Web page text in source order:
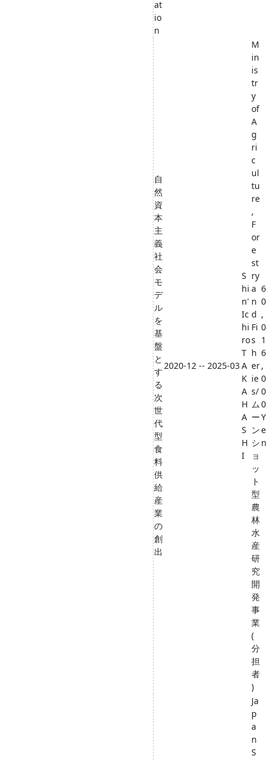
at
io
n
自
然
資
本
主
義
社
会
モ
デ
ル
を
基
盤
と
す
る
次
世
代
型
食
料
供
給
産
業
の
創
出
2020-12 -- 2025-03
S
hi
n'
Ic
hi
ro
T
A
K
A
H
A
S
H
I
M
in
is
tr
y
of
A
g
ri
c
ul
tu
re
,
F
or
e
st
ry
a
n
d
Fi
s
h
er
ie
s/
ム
ー
ン
シ
ョ
ッ
ト
型
農
林
水
産
研
究
開
発
事
業
(
分
担
者
)
6
0
,
0
1
6
,
0
0
0
Y
e
n
Ja
p
a
n
S